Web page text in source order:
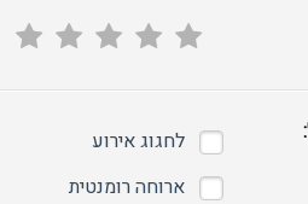
4
3
2
1
לחגוג אירוע
ארוחה רומנטית